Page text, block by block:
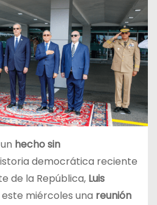
hecho sin
democrática reciente
de la República, Luis
miércoles una reunión